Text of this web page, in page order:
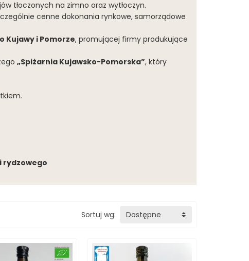
tłoczonych na zimno oraz wytłoczyn.
cenne dokonania rynkowe, samorządowe
Kujawy i Pomorze, promującej firmy produkujące
„Spiżarnia Kujawsko-Pomorska”, który
rydzowego
Sortuj wg: Dostępne